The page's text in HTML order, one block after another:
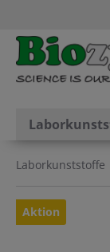
Laborkunststoffe
Bildergalerie
Aktion